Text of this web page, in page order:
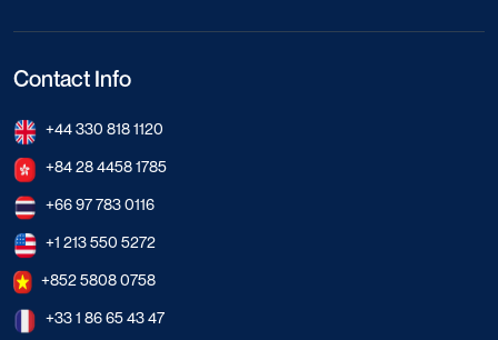
Contact Info
+44 330 818 1120
+84 28 4458 1785
+66 97 783 0116
+1 213 550 5272
+852 5808 0758
+33 1 86 65 43 47